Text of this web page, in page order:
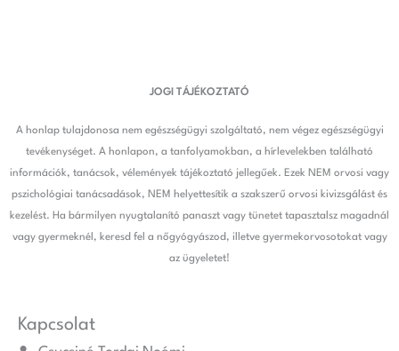
JOGI TÁJÉKOZTATÓ
A honlap tulajdonosa nem egészségügyi szolgáltató, nem végez egészségügyi
tevékenységet. A honlapon, a tanfolyamokban, a hírlevelekben található
információk, tanácsok, vélemények tájékoztató jellegűek. Ezek NEM orvosi vagy
pszichológiai tanácsadások, NEM helyettesítik a szakszerű orvosi kivizsgálást és
kezelést. Ha bármilyen nyugtalanító panaszt vagy tünetet tapasztalsz magadnál
vagy gyermeknél, keresd fel a nőgyógyászod, illetve gyermekorvosotokat vagy
az ügyeletet!
Kapcsolat